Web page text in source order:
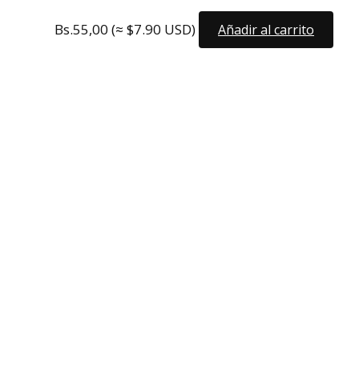
Bs.55,00 (≈ $7.90 USD) Añadir al carrito